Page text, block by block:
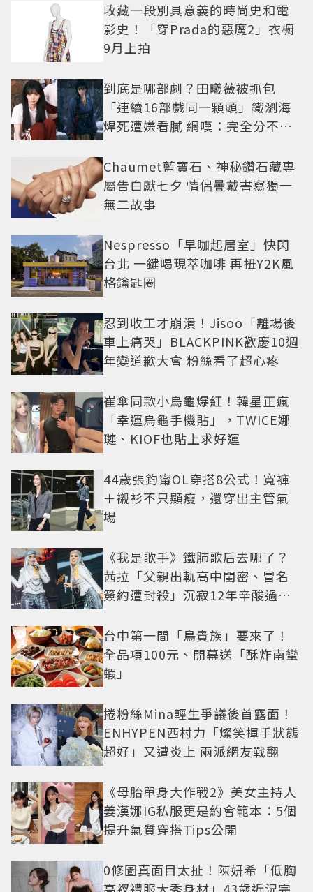
收藏一段別具意義的時尚史和電
影史！「穿Prada的惡魔2」衣櫥
9月上拍
到底是哪部劇？田曦薇被抓包
「連續16部戲同一顆頭」鐵瀏海
焊死遭嫌看膩 網嘆：完全分不出
Chaumet藍寶石、神秘鑽石藏專
屬告白獻七夕 情侶疊戴書寫獨一
無二故事
Nespresso「早咖起居室」快閃
台北 一鍵喝現萃咖啡 再扭Y2K風
格鑰匙圈
忍到收工才崩潰！Jisoo「離場後
車上痛哭」BLACKPINK歡慶10週
年變道歉大會 粉絲看了超心疼
崔傘同款小烏龜爆紅！韓星正瘋
「幸運烏龜手機貼」，TWICE娜
璉、KIOF也貼上求好運
44歲張鈞甯OL穿搭8公式！寬褲
＋襯衫不只顯瘦，還穿出主管氣
場
《我是歌手》鐵肺歌后去哪了？
茜拉「父親出軌高中閨密、冒名
簽約遭封殺」沉寂12年辛酸過往
台中第一間「鳥貴族」要來了！
全品項100元、開幕送「酥炸南蠻
蝦」
捲粉絲Mina輕生爭議後首露面！
ENHYPEN西村力「燦笑揮手狀態
超好」又遭炎上 兩派網友戰翻
《母胎單身大作戰2》美女主持人
姜漢娜IG私服更是約會範本：5個
提升氣質穿搭Tips公開
0修圖真面目太扯！陳妍希「低胸
高衩禮服大秀身材」43歲近況完